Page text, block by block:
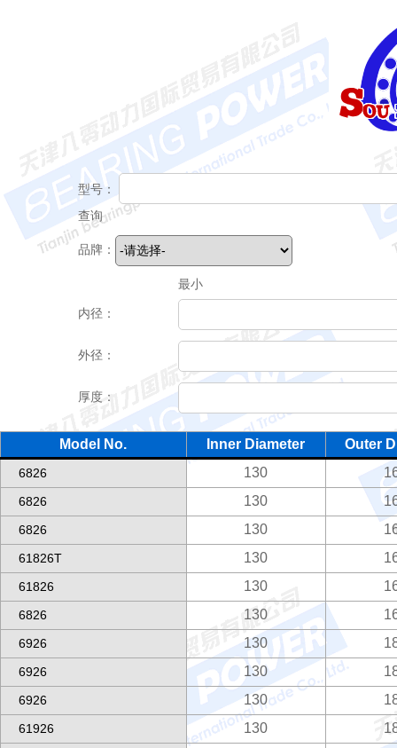
型号：
查询
品牌：
最小
内径：
外径：
厚度：
Model No. Inner Diameter Outer
6826 130
6826 130
6826 130
61826T 130
61826 130
6826 130
6926 130
6926 130
6926 130
61926 130